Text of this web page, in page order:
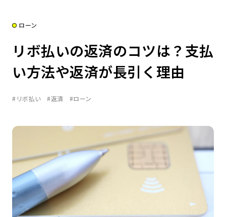
ローン
リボ払いの返済のコツは？支払
い方法や返済が長引く理由
#リボ払い #返済 #ローン